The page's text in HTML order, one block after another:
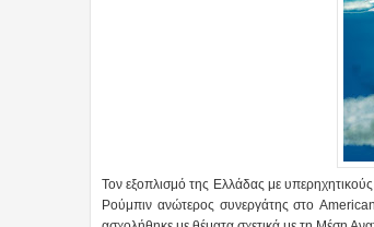
Τον εξοπλισμό της Ελλάδας με
Ρούμπιν ανώτερος συνεργάτης στο